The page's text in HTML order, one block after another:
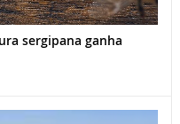
sergipana ganha